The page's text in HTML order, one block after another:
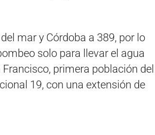
mar y Córdoba a 389, por lo
solo para llevar el agua
primera población del
19, con una extensión de